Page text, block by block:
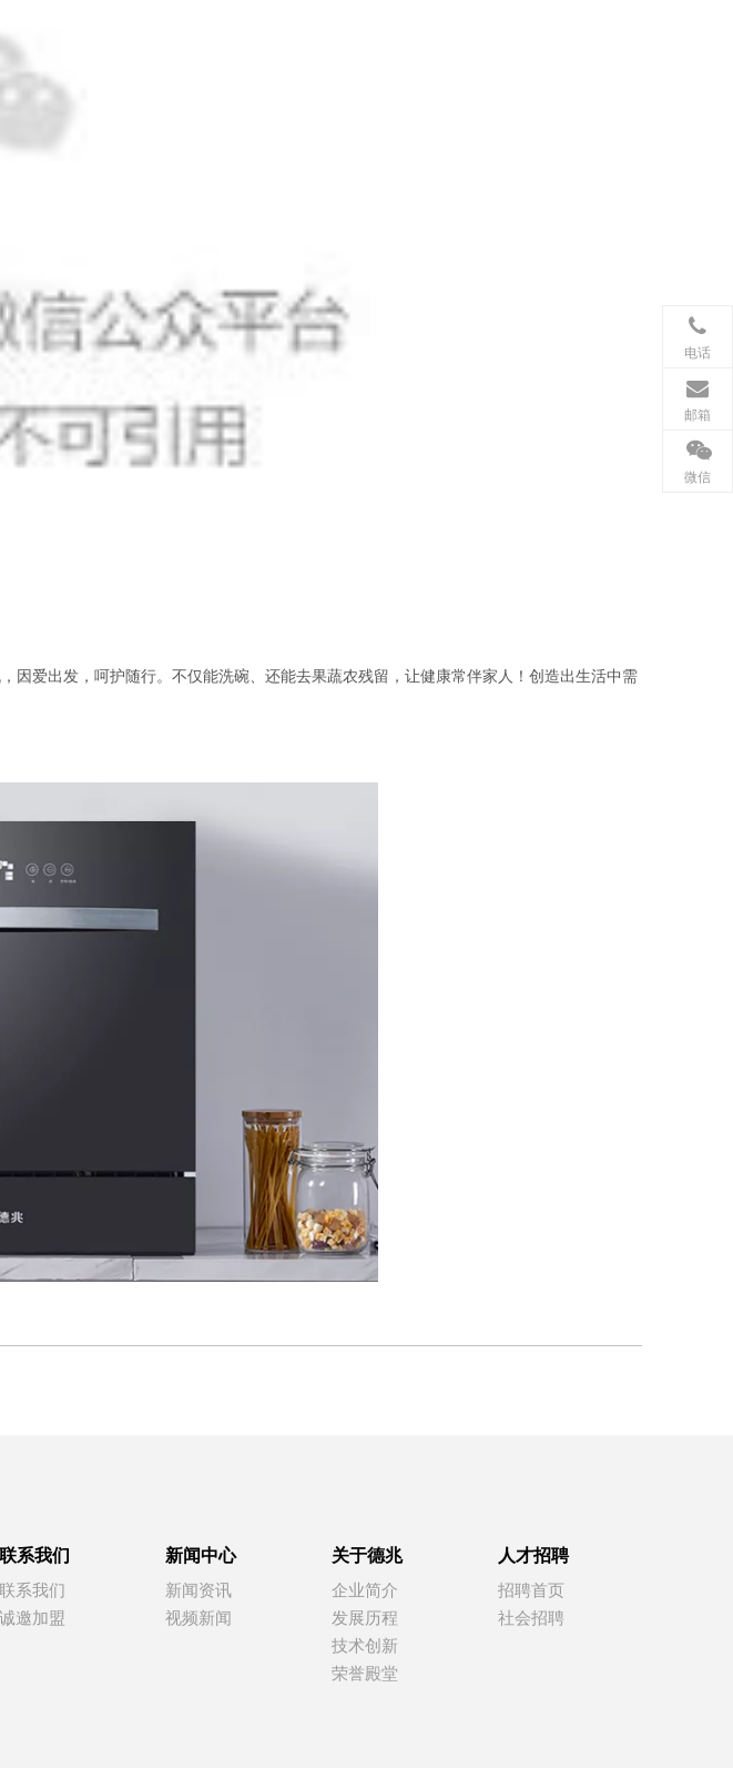
爱出发，呵护随行。不仅能洗碗、还能去果蔬农残留，让健康常伴家人！创造出生活中需
联系我们
联系我们
诚邀加盟
新闻中心
新闻资讯
视频新闻
关于德兆
企业简介
发展历程
技术创新
荣誉殿堂
人才招聘
招聘首页
社会招聘
电话
邮箱
微信